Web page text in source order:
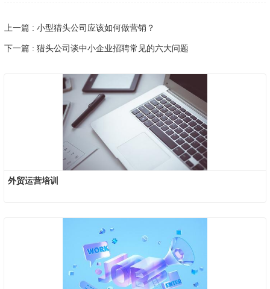
上一篇 : 小型猎头公司应该如何做营销？
下一篇 : 猎头公司谈中小企业招聘常见的六大问题
外贸运营培训